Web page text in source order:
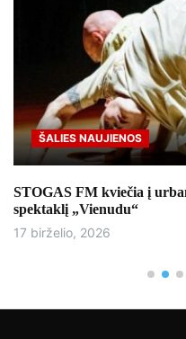
ŠALIES NAUJIENOS
STOGAS FM kviečia į
spektaklį „Vienudu“
17 birželio, 2026